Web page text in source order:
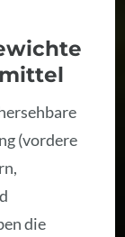
(vordere
die